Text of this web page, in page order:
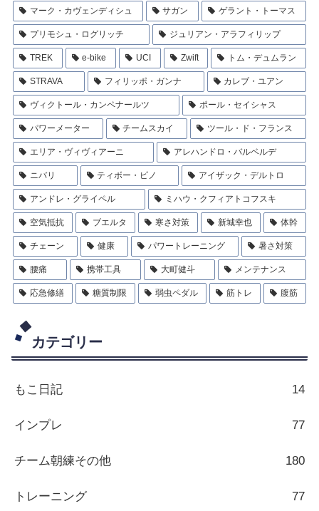
マーク・カヴェンディシュ サガン ゲラント・トーマス
プリモシュ・ログリッチ ジュリアン・アラフィリップ
TREK e-bike UCI Zwift トム・デュムラン
STRAVA フィリッポ・ガンナ カレブ・ユアン
ヴィクトール・カンペナールツ ポール・セイシャス
パワーメーター チームスカイ ツール・ド・フランス
エリア・ヴィヴィアーニ アレハンドロ・バルベルデ
ニバリ ティボー・ピノ アイザック・デルトロ
アンドレ・グライペル ミハウ・クフィアトコフスキ
空気抵抗 ブエルタ 寒さ対策 新城幸也 体幹
チェーン 健康 パワートレーニング 暑さ対策
腰痛 携帯工具 大町健斗 メンテナンス
応急修繕 糖質制限 弱虫ペダル 筋トレ 腹筋
カテゴリー
もこ日記 14
インプレ 77
チーム朝練その他 180
トレーニング 77